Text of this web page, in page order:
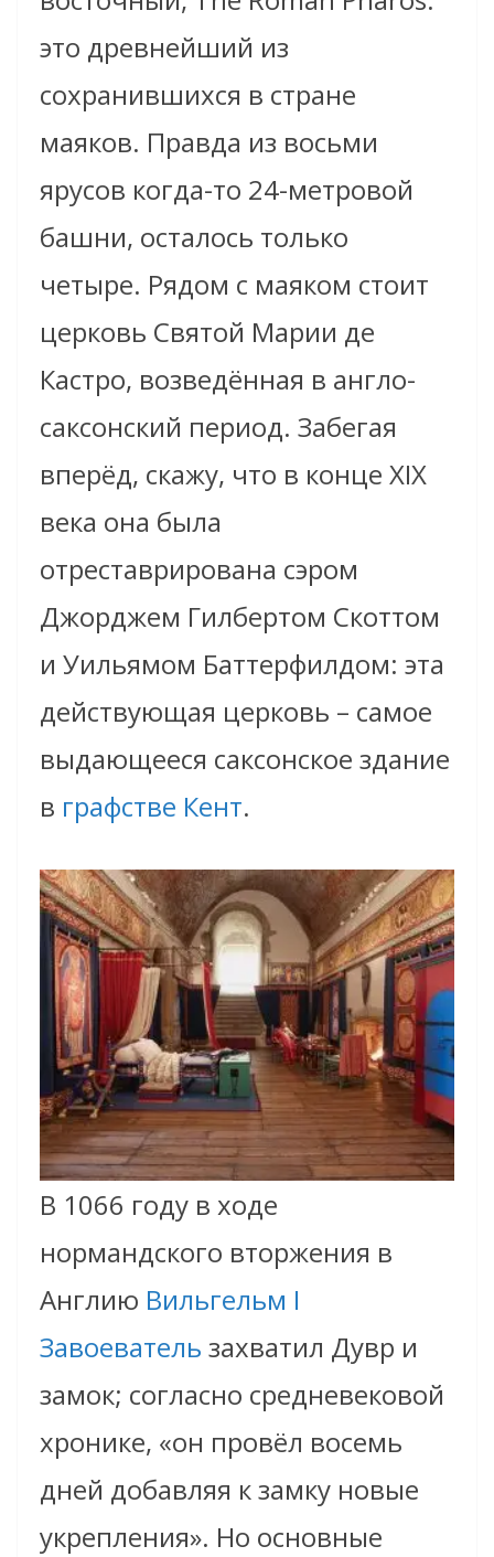
это древнейший из
сохранившихся в стране
маяков. Правда из восьми
ярусов когда-то 24-метровой
башни, осталось только
четыре. Рядом с маяком стоит
церковь Святой Марии де
Кастро, возведённая в англо-
саксонский период. Забегая
вперёд, скажу, что в конце XIX
века она была
отреставрирована сэром
Джорджем Гилбертом Скоттом
и Уильямом Баттерфилдом: эта
действующая церковь – самое
выдающееся cаксонское здание
в графстве Кент.
В 1066 году в ходе
нормандского вторжения в
Англию Вильгельм I
Завоеватель захватил Дувр и
замок; согласно средневековой
хронике, «он провёл восемь
дней добавляя к замку новые
укрепления». Но основные